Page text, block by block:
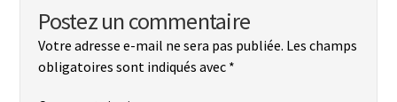
Postez un commentaire
Votre adresse e-mail ne sera pas publiée. Les champs
obligatoires sont indiqués avec *